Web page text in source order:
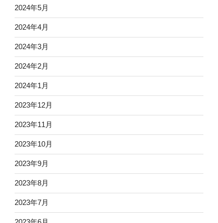
2024年5月
2024年4月
2024年3月
2024年2月
2024年1月
2023年12月
2023年11月
2023年10月
2023年9月
2023年8月
2023年7月